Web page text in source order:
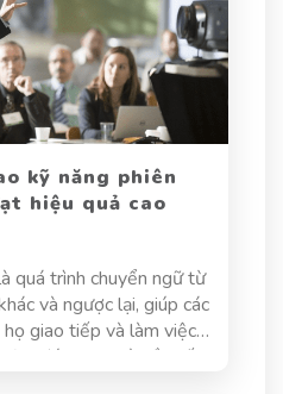
đặc thù. Hãy cùng Dịch
những điều cần lưu ý
dịch thuật báo cáo tài
tỏa sáng trên bản đồ
kỹ năng phiên
hiệu quả cao
quá trình chuyển ngữ từ
và ngược lại, giúp các
giao tiếp và làm việc
đóng vai trò cầu nối